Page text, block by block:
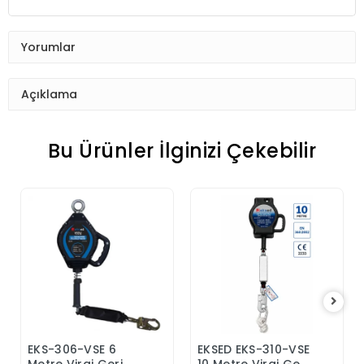
Yorumlar
Açıklama
Bu Ürünler İlginizi Çekebilir
Sepete Ekle
EKS-306-VSE 6
Sepete Ekle
EKSED EKS-310-VSE